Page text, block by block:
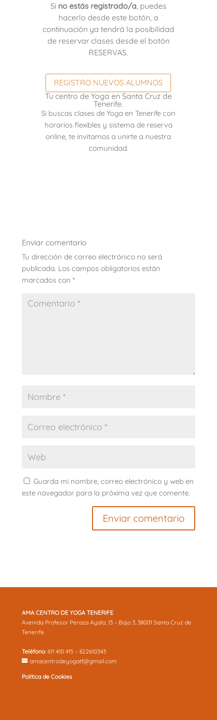
Si no estás registrado/a , puedes
hacerlo desde este botón, a
continuación ya tendrá la posibilidad
de reservar clases desde el botón
RESERVAS.
REGISTRO NUEVOS ALUMNOS
Tu centro de Yoga en Santa Cruz de
Tenerife.
Si buscas clases de Yoga en Tenerife con
horarios flexibles y sistema de reserva
online, te invitamos a unirte a nuestra
comunidad.
Enviar comentario
Tu dirección de correo electrónico no será
publicada. Los campos obligatorios están
marcados con *
Guarda mi nombre, correo electrónico y web en
este navegador para la próxima vez que comente.
AMA CENTRO DE YOGA TENERIFE
Avenida Profesor Peraza Ayala, 13 – Bajo 3, 38001 Santa Cruz de
Tenerife.
Teléfono: 611 410 415 – 822610343
amacentrodeyogatf@gmail.com
Política de Cookies